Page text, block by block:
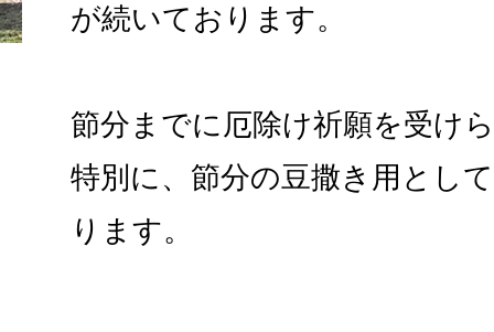
が続いております。
節分までに厄除け祈願を受け
特別に、節分の豆撒き用とし
ります。